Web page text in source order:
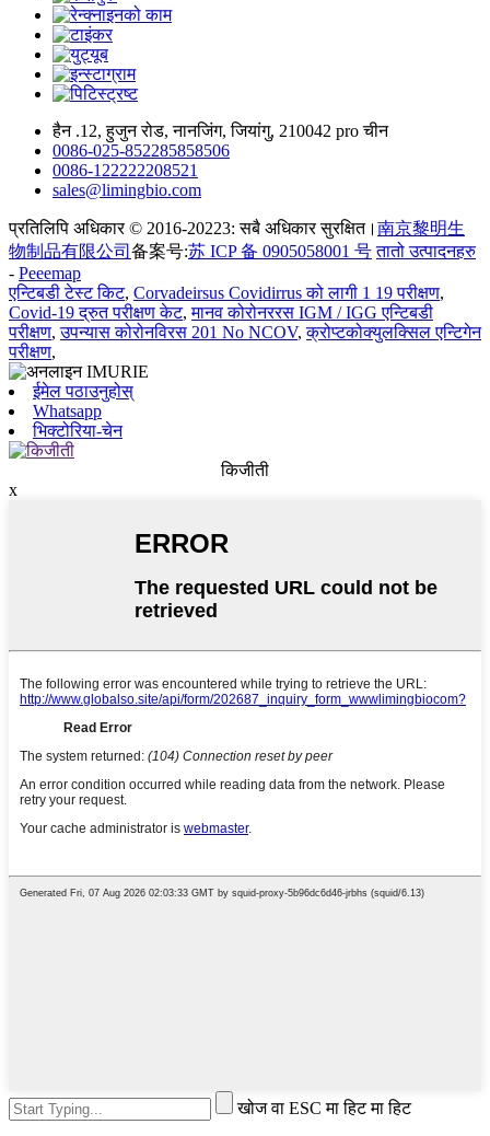
हैन .12, हुजुन रोड, नानजिंग, जियांगु, 210042 pro चीन
0086-025-852285858506
0086-122222208521
sales@limingbio.com
प्रतिलिपि अधिकार © 2016-20223: सबै अधिकार सुरक्षित। 南京黎明生
物制品有限公司 备案号:苏 ICP 备 0905058001 号 तातो उत्पादनहरु
- Peeemap
एन्टिबडी टेस्ट किट, Corvadeirsus Covidirrus को लागी 1 19 परीक्षण,
Covid-19 द्रुत परीक्षण केट,मानव कोरोनररस IGM / IGG एन्टिबडी
परीक्षण,उपन्यास कोरोनविरस 201 No NCOV,क्रोप्टकोक्युलक्सिल एन्टिगेन
परीक्षण,
ईमेल पठाउनुहोस्
Whatsapp
भिक्टोरिया-चेन
किजीती
x
खोज वा ESC मा हिट मा हिट